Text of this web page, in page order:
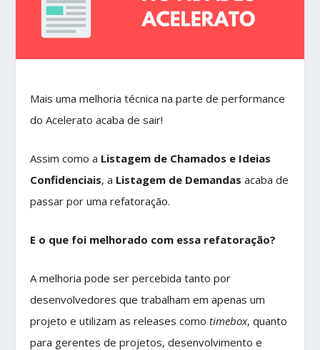
Mais uma melhoria técnica na parte de performance
do Acelerato acaba de sair!
Assim como a Listagem de Chamados e Ideias
Confidenciais, a Listagem de Demandas acaba de
passar por uma refatoração.
E o que foi melhorado com essa refatoração?
A melhoria pode ser percebida tanto por
desenvolvedores que trabalham em apenas um
projeto e utilizam as releases comotimebox, quanto
para gerentes de projetos, desenvolvimento e